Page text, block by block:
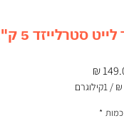
סטרלייזד 5 ק"ג
/ 1קילוגרם
לכלכמות *